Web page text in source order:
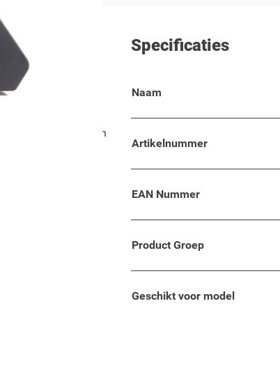
flexibiliteit en
de huidige
Specificaties
Naam
Artikelnummer
EAN Nummer
Product Groep
Geschikt voor model